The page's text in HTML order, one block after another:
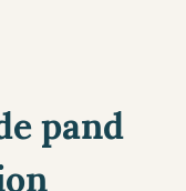
pand